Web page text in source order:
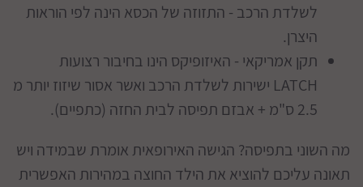
לשלדת הרכב - התזוזה של הכסא הינה לפי הוראות
היצרן.
תקן אמריקאי - האיזופיקס הינו בחיבור רצועות
LATCH ישירות לשלדת הרכב ואשר אסור שיזוז יותר מ
2.5 ס"מ + אבזם תפיסה לבית החזה (כתפיים).
מה השוני בתפיסה? הגישה האירופאית אומרת שבמידה ויש
תאונה עליכם להוציא את הילד החוצה במהירות האפשרית